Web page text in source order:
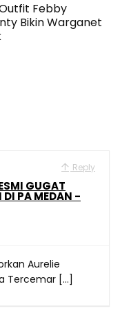
Febby
Bikin Warganet
Reply
GUGAT
DI PA MEDAN -
Aurelie
Tercemar […]